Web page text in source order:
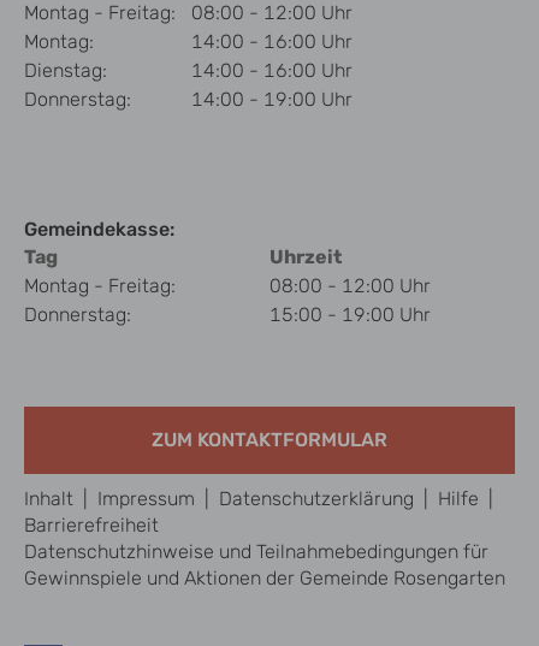
Montag - Freitag:
08:00 - 12:00 Uhr
Montag:
14:00 - 16:00 Uhr
Dienstag:
14:00 - 16:00 Uhr
Donnerstag:
14:00 - 19:00 Uhr
Gemeindekasse:
Tag
Uhrzeit
Montag - Freitag:
08:00 - 12:00 Uhr
Donnerstag:
15:00 - 19:00 Uhr
ZUM KONTAKTFORMULAR
Inhalt Impressum Datenschutzerklärung Hilfe
Barrierefreiheit
Datenschutzhinweise und Teilnahmebedingungen für
Gewinnspiele und Aktionen der Gemeinde Rosengarten